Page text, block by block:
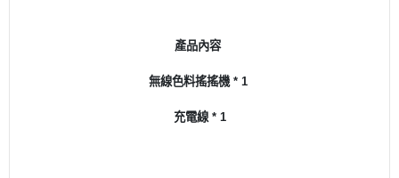
產品內容
無線色料搖搖機 * 1
充電線 * 1